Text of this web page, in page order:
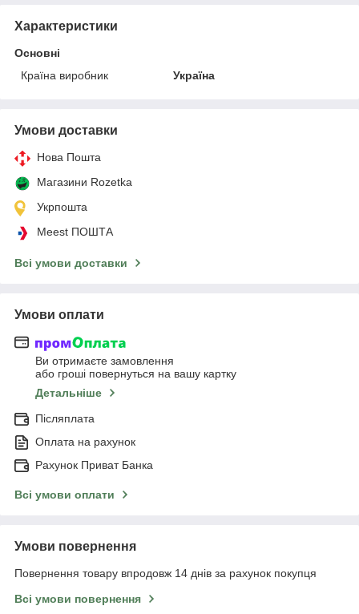
Характеристики
Основні
Країна виробник
Україна
Умови доставки
Нова Пошта
Магазини Rozetka
Укрпошта
Meest ПОШТА
Всі умови доставки
Умови оплати
Ви отримаєте замовлення
або гроші повернуться на вашу картку
Детальніше
Післяплата
Оплата на рахунок
Рахунок Приват Банка
Всі умови оплати
Умови повернення
Повернення товару впродовж 14 днів за рахунок покупця
Всі умови повернення